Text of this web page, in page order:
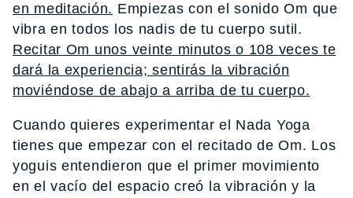
en meditación. Empiezas con el sonido Om que
vibra en todos los nadis de tu cuerpo sutil.
Recitar Om unos veinte minutos o 108 veces te
dará la experiencia; sentirás la vibración
moviéndose de abajo a arriba de tu cuerpo.
Cuando quieres experimentar el Nada Yoga
tienes que empezar con el recitado de Om. Los
yoguis entendieron que el primer movimiento
en el vacío del espacio creó la vibración y la